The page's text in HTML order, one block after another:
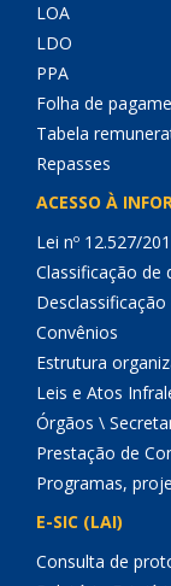
LOA
LDO
PPA
Folha de
Tabela
Repasses
ACESSO À
Lei nº 12.527/
Classificação
Convênios
Estrutura
Leis e Atos
Órgãos \
Prestação de
Programas,
E-SIC (LAI)
Consulta de